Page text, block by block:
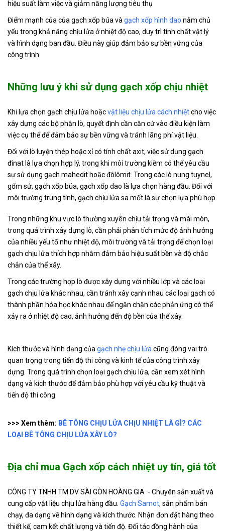
hiệu suất làm việc và giảm năng lượng tiêu thụ
Điểm mạnh của của gạch xốp búa và gạch xốp hình dao nằm chủ
yếu trong khả năng chịu lửa ở nhiệt độ cao, duy trì tính chất vật lý
và hình dạng ban đầu. Điều này giúp đảm bảo sự bền vững của
công trình.
Những lưu ý khi sử dụng gạch xốp chịu nhiệt
Khi lựa chọn gạch chịu lửa hoặcvật liệu chịu lửa cách nhiệtcho việc
xây dựng các bộ phận lò, quyết định cần căn cứ vào điều kiện làm
việc cụ thể để đảm bảo sự bền vững và tránh lãng phí vật liệu.
Đối với lò luyện thép hoặc xỉ có tính chất axit, việc sử dụng gạch
đinat là lựa chọn hợp lý, trong khi môi trường kiềm có thể yêu cầu
sự sử dụng gạch mahedit hoặc đôlômit. Trong các lò nung tuynel,
gốm sứ, gạch xốp búa, gạch xốp dao là lựa chọn hàng đầu. Đối với
môi trường trung tính, gạch chịu lửa sa mốt là sự chọn lựa phù hợp.
Trong những khu vực lò thường xuyên chịu tải trọng và mài mòn,
trong quá trình xây dựng lò, cần phải phân tích mức độ ảnh hưởng
của nhiều yếu tố như nhiệt độ, môi trường và tải trọng để chọn loại
gạch chịu lửa thích hợp nhằm đảm bảo hiệu suất bền và độ chắc
chắn của thể xây.
Trong các trường hợp lò được xây dựng với nhiều lớp và các loại
gạch chịu lửa khác nhau, cần tránh xây cạnh nhau các loại gạch có
thành phần hóa học khác nhau để ngăn chặn các phản ứng có thể
xảy ra ở nhiệt độ cao, ảnh hưởng đến độ bền của thể xây.
Kích thước và hình dạng của gạch nhẹ chịu lửa cũng đóng vai trò
quan trọng trong tiến độ thi công và kinh tế của công trình xây
dựng. Trong quá trình chọn loại gạch chịu lửa, cần xem xét hình
dạng và kích thước để đảm bảo phù hợp với yêu cầu kỹ thuật và
tiến độ thi công.
>>> Xem thêm: BÊ TÔNG CHỊU LỬA CHỊU NHIỆT LÀ GÌ? CÁC
LOẠI BÊ TÔNG CHỊU LỬA XÂY LÒ?
Địa chỉ mua Gạch xốp cách nhiệt uy tín, giá tốt
CÔNG TY TNHH TM DV SÀI GÒN HOÀNG GIA - Chuyên sản xuất và
cung cấp vật liệu chịu lửa hàng đầu. Gạch Samot, sản phẩm bán
chạy, đa dạng về hình dạng và kích thước. Nhận đơn đặt hàng theo
thiết kế, cam kết chất lượng và tiến độ. Đối tác đồng hành của